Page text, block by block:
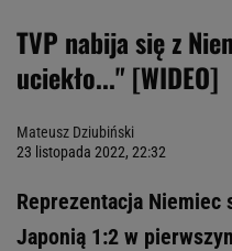
TVP nabija się z
uciekło..." [WIDEO]
Mateusz Dziubiński
23 listopada 2022, 22:32
Reprezentacja Niemiec
Japonią 1:2 w